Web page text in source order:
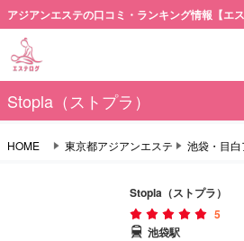
アジアンエステの口コミ・ランキング情報【エス
Stopla（ストプラ）
HOME 東京都アジアンエステ 池袋・目
Stopla（ストプラ）
5
池袋駅